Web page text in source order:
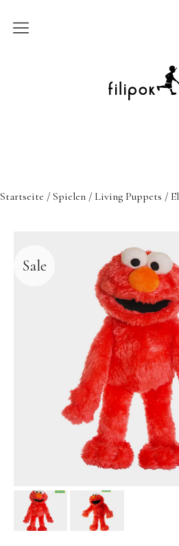
New In
AY-KASA |
AÃRK
Aufschnitt
DON FISHER |
Ava & Yves
Gergerland
eBoy
Grete
Jurianne Matter |
Startseite / Spielen / Living Puppets /
Sale